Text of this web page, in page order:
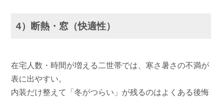
4）断熱・窓（快適性）
在宅人数・時間が増える二世帯では、寒さ暑さの不満が
表に出やすい。
内装だけ整えて「冬がつらい」が残るのはよくある後悔